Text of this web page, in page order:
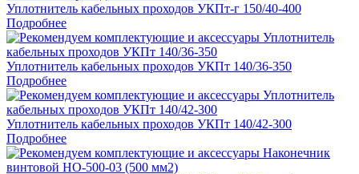
Уплотнитель кабельных проходов УКПт-г 150/40-400
Подробнее
Уплотнитель кабельных проходов УКПт 140/36-350
Подробнее
Уплотнитель кабельных проходов УКПт 140/42-300
Подробнее